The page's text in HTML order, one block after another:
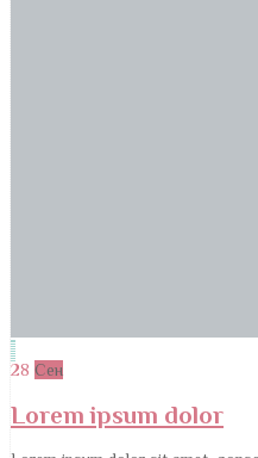
28 Сен
Lorem ipsum dolor